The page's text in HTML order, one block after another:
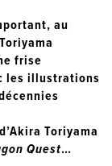
au
frise
les illustrations
Toriyama
Quest…